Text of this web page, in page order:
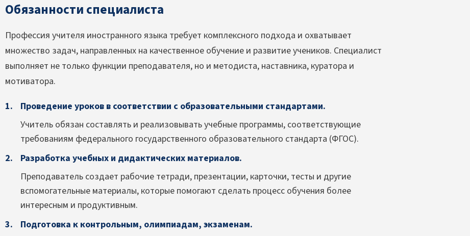
Обязанности специалиста
Профессия учителя иностранного языка требует комплексного подхода и охватывает
множество задач, направленных на качественное обучение и развитие учеников. Специалист
выполняет не только функции преподавателя, но и методиста, наставника, куратора и
мотиватора.
Проведение уроков в соответствии с образовательными стандартами.
Учитель обязан составлять и реализовывать учебные программы, соответствующие
требованиям федерального государственного образовательного стандарта (ФГОС).
Разработка учебных и дидактических материалов.
Преподаватель создает рабочие тетради, презентации, карточки, тесты и другие
вспомогательные материалы, которые помогают сделать процесс обучения более
интересным и продуктивным.
Подготовка к контрольным, олимпиадам, экзаменам.